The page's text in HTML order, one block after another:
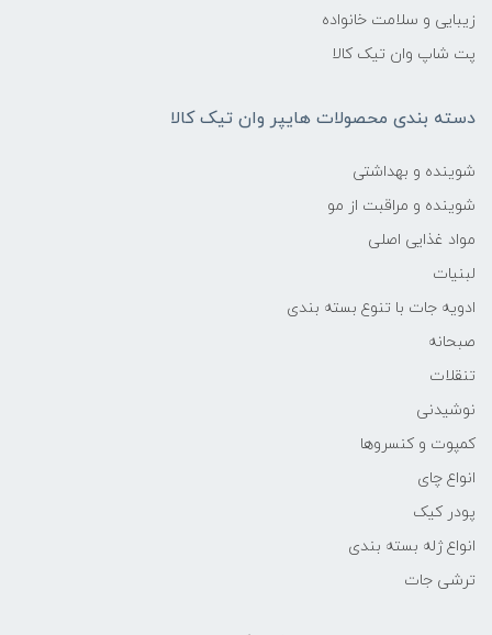
زیبایی و سلامت خانواده
پت شاپ وان تیک کالا
دسته بندی محصولات هایپر وان تیک کالا
شوینده و بهداشتی
شوینده و مراقبت از مو
مواد غذایی اصلی
لبنیات
ادویه جات با تنوع بسته بندی
صبحانه
تنقلات
نوشیدنی
کمپوت و کنسروها
انواع چای
پودر کیک
انواع ژله بسته بندی
ترشی جات